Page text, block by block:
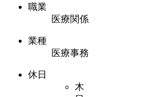
職業
医療関係
業種
医療事務
休日
木